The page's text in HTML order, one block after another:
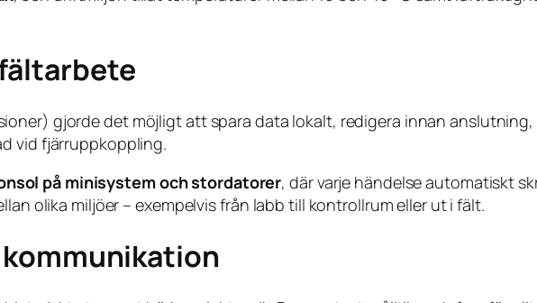
gjorde det möjligt att spara data lokalt, redigera innan
vid fjärruppkoppling.
på minisystem och stordatorer, där varje händelse automatiskt
olika miljöer – exempelvis från labb till kontrollrum eller ut i fält.